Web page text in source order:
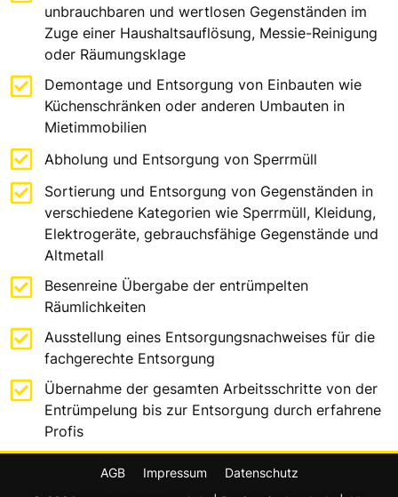
unbrauchbaren und wertlosen Gegenständen im
Zuge einer Haushaltsauflösung, Messie-Reinigung
oder Räumungsklage
Demontage und Entsorgung von Einbauten wie
Küchenschränken oder anderen Umbauten in
Mietimmobilien
Abholung und Entsorgung von Sperrmüll
Sortierung und Entsorgung von Gegenständen in
verschiedene Kategorien wie Sperrmüll, Kleidung,
Elektrogeräte, gebrauchsfähige Gegenstände und
Altmetall
Besenreine Übergabe der entrümpelten
Räumlichkeiten
Ausstellung eines Entsorgungsnachweises für die
fachgerechte Entsorgung
Übernahme der gesamten Arbeitsschritte von der
Entrümpelung bis zur Entsorgung durch erfahrene
Profis
AGB Impressum
Datenschutz